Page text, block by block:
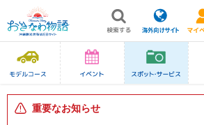
重要なお知らせ